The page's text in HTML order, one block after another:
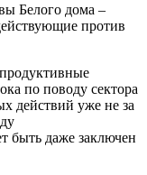
Белого дома –
против
по поводу сектора
действий уже не за
быть даже заключен